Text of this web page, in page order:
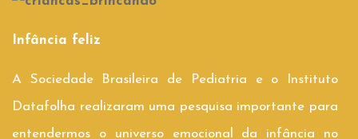
Infância feliz
A Sociedade Brasileira de Pediatria e o Instituto
Datafolha realizaram uma pesquisa importante para
entendermos o universo emocional da infância no